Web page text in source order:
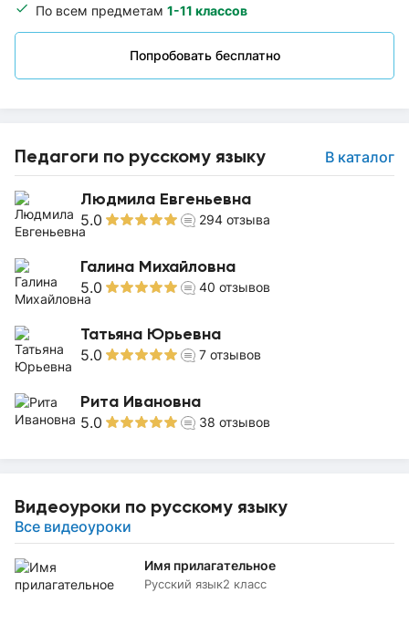
По всем предметам 1-11 классов
Попробовать бесплатно
Педагоги по русскому языку В каталог
Людмила Евгеньевна
5.0 294 отзыва
Галина Михайловна
5.0 40 отзывов
Татьяна Юрьевна
5.0 7 отзывов
Рита Ивановна
5.0 38 отзывов
Видеоуроки по русскому языку
Все видеоуроки
Имя прилагательное
Русский язык2 класс